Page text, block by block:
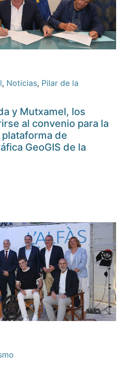
, Noticias, Pilar de la
y Mutxamel, los
al convenio para la
de
GeoGIS de la